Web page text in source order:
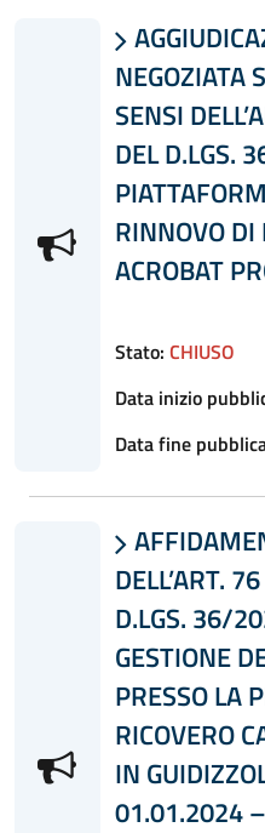

NEGOZIATA
SENSI
DEL D.LGS.
RINNOVO DI
ACROBAT
Stato: CHIUSO
Data inizio
Data fine

DELL’ART.
D.LGS. 36/
GESTIONE
PRESSO LA
RICOVERO
IN
01.01.2024